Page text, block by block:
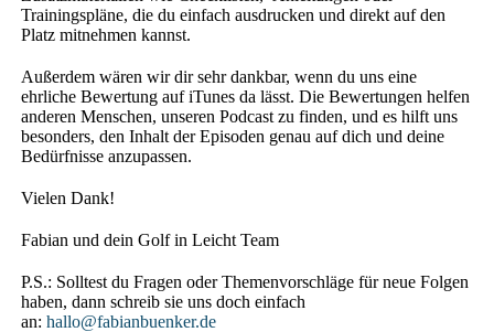
Trainingspläne, die du einfach ausdrucken und direkt auf den
Platz mitnehmen kannst.
Außerdem wären wir dir sehr dankbar, wenn du uns eine
ehrliche Bewertung auf iTunes da lässt. Die Bewertungen helfen
anderen Menschen, unseren Podcast zu finden, und es hilft uns
besonders, den Inhalt der Episoden genau auf dich und deine
Bedürfnisse anzupassen.
Vielen Dank!
Fabian und dein Golf in Leicht Team
P.S.: Solltest du Fragen oder Themenvorschläge für neue Folgen
haben, dann schreib sie uns doch einfach
an: hallo@fabianbuenker.de